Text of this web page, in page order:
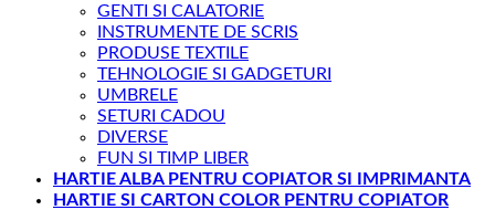
GENTI SI CALATORIE
INSTRUMENTE DE SCRIS
PRODUSE TEXTILE
TEHNOLOGIE SI GADGETURI
UMBRELE
SETURI CADOU
DIVERSE
FUN SI TIMP LIBER
HARTIE ALBA PENTRU COPIATOR SI IMPRIMANTA
HARTIE SI CARTON COLOR PENTRU COPIATOR